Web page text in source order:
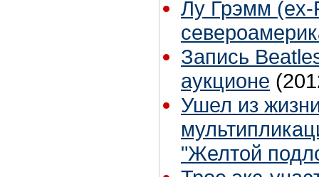
Лу Грэмм (ex-
Запись
аукционе
Ушел из
"Желтой